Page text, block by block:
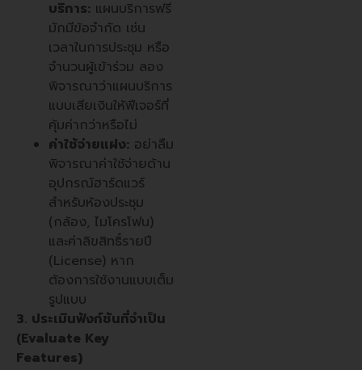
บริการ: แผนบริการฟรี
มักมีข้อจำกัด เช่น
เวลาในการประชุม หรือ
จำนวนผู้เข้าร่วม ลอง
พิจารณาว่าแผนบริการ
แบบเสียเงินให้ฟีเจอร์ที่
คุ้มค่ากว่าหรือไม่
ค่าใช้จ่ายแฝง: อย่าลืม
พิจารณาค่าใช้จ่ายด้าน
อุปกรณ์ฮาร์ดแวร์
สำหรับห้องประชุม
(กล้อง, ไมโครโฟน)
และค่าลิขสิทธิ์รายปี
(License) หาก
ต้องการใช้งานแบบเต็ม
รูปแบบ
3. ประเมินฟังก์ชันที่จำเป็น
(Evaluate Key
Features)